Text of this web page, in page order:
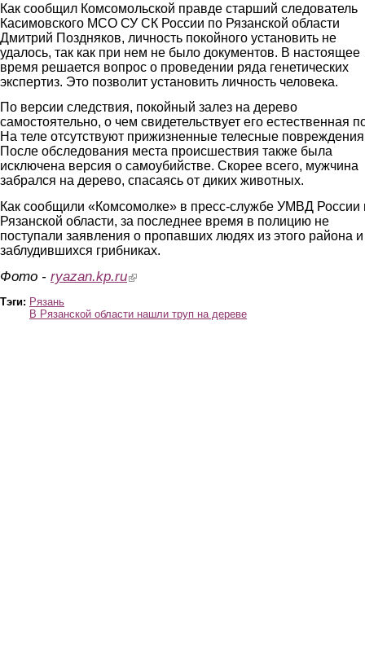
Как сообщил Комсомольской правде старший следователь
Касимовского МСО СУ СК России по Рязанской области
Дмитрий Поздняков, личность покойного установить не
удалось, так как при нем не было документов. В настоящее
время решается вопрос о проведении ряда генетических
экспертиз. Это позволит установить личность человека.
По версии следствия, покойный залез на дерево
самостоятельно, о чем свидетельствует его естественная
На теле отсутствуют прижизненные телесные
После обследования места происшествия также была
исключена версия о самоубийстве. Скорее всего, мужчина
забрался на дерево, спасаясь от диких животных.
Как сообщили «Комсомолке» в пресс-службе УМВД России
Рязанской области, за последнее время в полицию не
поступали заявления о пропавших людях из этого района и
заблудившихся грибниках.
Фото - ryazan.kp.ru(link is external)
Тэги: Рязань
В Рязанской области нашли труп на дереве